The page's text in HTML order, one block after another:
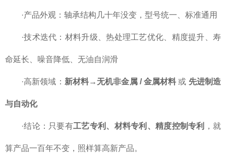
·产品外观：轴承结构几十年没变，型号统一、标准通用
·技术迭代：材料升级、热处理工艺优化、精度提升、寿
命延长、噪音降低、无油自润滑
·高新领域： 新材料→无机非金属 / 金属材料 或 先进制造
与自动化
·结论：只要有工艺专利、材料专利、精度控制专利 ，就
算产品一百年不变，照样算高新产品。